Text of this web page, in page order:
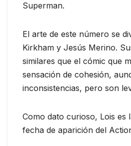
Superman.
El arte de este número se
Kirkham y Jesús Merino.
similares que el cómic que
sensación de cohesión,
inconsistencias, pero son
Como dato curioso, Lois es
fecha de aparición del